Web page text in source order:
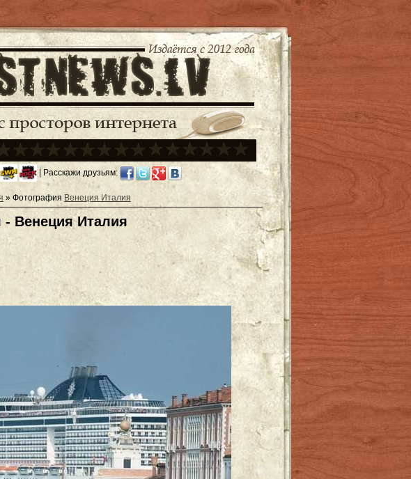
| Расскажи друзьям:
» Фотография Венеция Италия
Венеция Италия